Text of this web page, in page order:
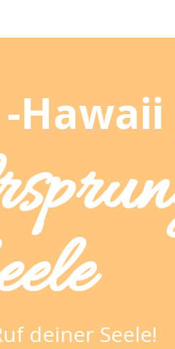
Hawaii
deiner Seele!